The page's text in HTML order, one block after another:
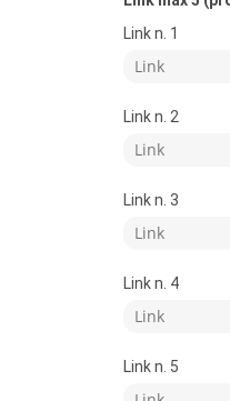
Link n. 1
Link n. 2
Link n. 3
Link n. 4
Link n. 5